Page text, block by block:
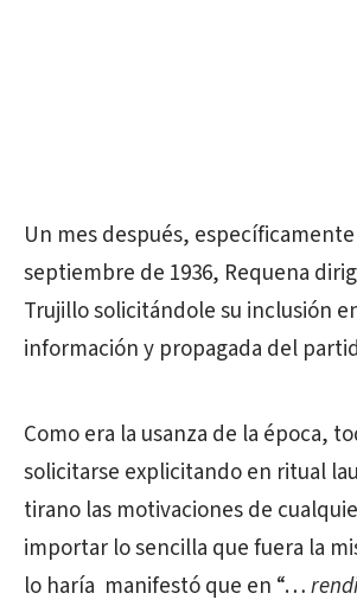
Un mes después,
septiembre de 1936, Requena
Trujillo solicitándole su inclusión
información y propagada del
Como era la usanza de la época,
solicitarse explicitando en ritual
tirano las motivaciones de
importar lo sencilla que fuera la
lo haría manifestó que en “…